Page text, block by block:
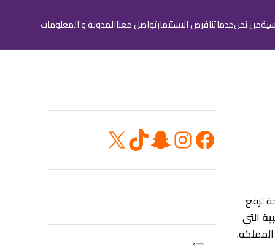
من نحنخدماتنافرص الاستثمارتواصل معناالمدونة و المعلومات
لرفع
التي